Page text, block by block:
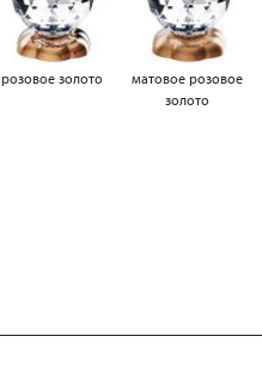
розовое золото
матовое розовое
золото